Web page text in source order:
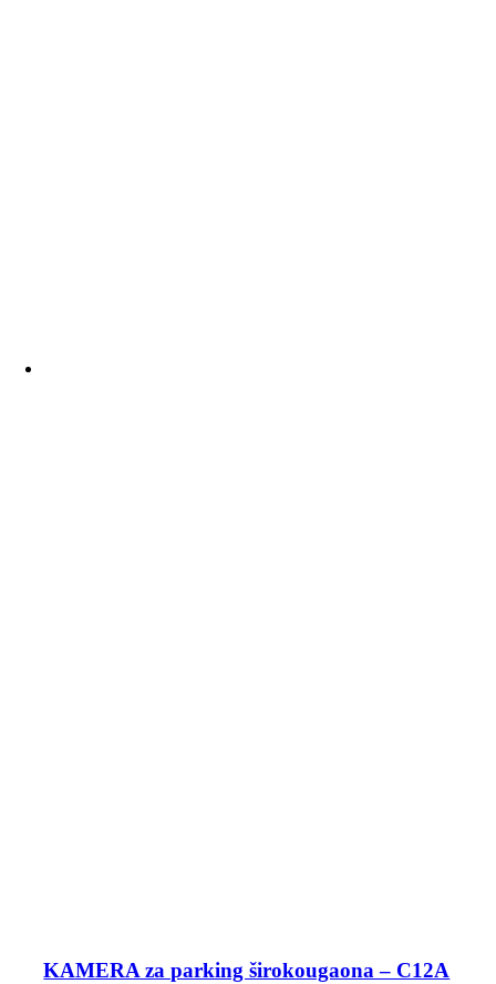
KAMERA za parking širokougaona – C12A